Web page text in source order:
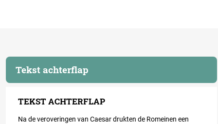
Tekst achterflap
TEKST ACHTERFLAP
Na de veroveringen van Caesar drukten de Romeinen een